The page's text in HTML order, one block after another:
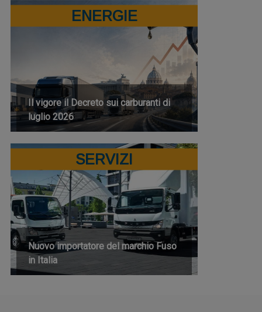
ENERGIE
Il vigore il Decreto sui carburanti di
luglio 2026
SERVIZI
Nuovo importatore del marchio Fuso
in Italia